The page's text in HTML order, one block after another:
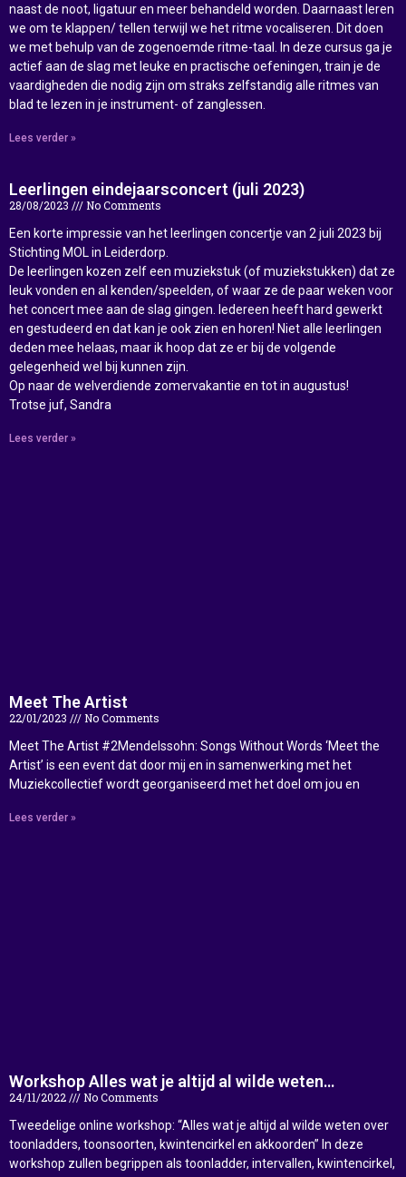
naast de noot, ligatuur en meer behandeld worden. Daarnaast leren
we om te klappen/ tellen terwijl we het ritme vocaliseren. Dit doen
we met behulp van de zogenoemde ritme-taal. In deze cursus ga je
actief aan de slag met leuke en practische oefeningen, train je de
vaardigheden die nodig zijn om straks zelfstandig alle ritmes van
blad te lezen in je instrument- of zanglessen.
Lees verder »
Leerlingen eindejaarsconcert (juli 2023)
28/08/2023
No Comments
Een korte impressie van het leerlingen concertje van 2 juli 2023 bij
Stichting MOL in Leiderdorp.
De leerlingen kozen zelf een muziekstuk (of muziekstukken) dat ze
leuk vonden en al kenden/speelden, of waar ze de paar weken voor
het concert mee aan de slag gingen. Iedereen heeft hard gewerkt
en gestudeerd en dat kan je ook zien en horen! Niet alle leerlingen
deden mee helaas, maar ik hoop dat ze er bij de volgende
gelegenheid wel bij kunnen zijn.
Op naar de welverdiende zomervakantie en tot in augustus!
Trotse juf, Sandra
Lees verder »
Meet The Artist
22/01/2023
No Comments
Meet The Artist #2Mendelssohn: Songs Without Words ‘Meet the
Artist’ is een event dat door mij en in samenwerking met het
Muziekcollectief wordt georganiseerd met het doel om jou en
Lees verder »
Workshop Alles wat je altijd al wilde weten…
24/11/2022
No Comments
Tweedelige online workshop: “Alles wat je altijd al wilde weten over
toonladders, toonsoorten, kwintencirkel en akkoorden” In deze
workshop zullen begrippen als toonladder, intervallen, kwintencirkel,